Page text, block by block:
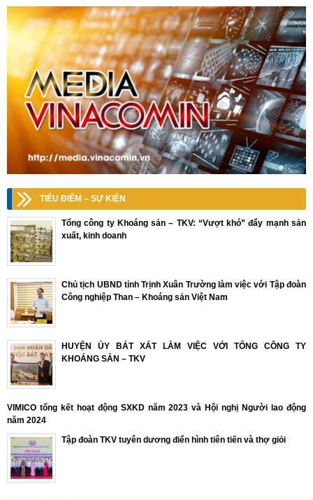
TIÊU ĐIỂM – SỰ KIỆN
Tổng công ty Khoáng sản – TKV: “Vượt khó” đẩy mạnh sản
xuất, kinh doanh
Chủ tịch UBND tỉnh Trịnh Xuân Trường làm việc với Tập đoàn
Công nghiệp Than – Khoáng sản Việt Nam
HUYỆN ỦY BÁT XÁT LÀM VIỆC VỚI TỔNG CÔNG TY
KHOÁNG SẢN – TKV
VIMICO tổng kết hoạt động SXKD năm 2023 và Hội nghị Người lao động
năm 2024
Tập đoàn TKV tuyên dương điển hình tiên tiến và thợ giỏi